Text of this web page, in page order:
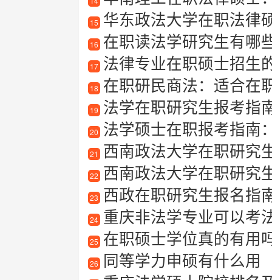
15 华东政法大学在职法律硕士值
16 在职读法学研究生有哪
17 法律专业在职硕士招生
18 在职研民商法：适合在
19 法学在职研究生报考指
20 法学硕士在职报考指南：报
21 西南政法大学在职研究
22 西南政法大学在职研究
23 西政在职研究生报名指南
24 重庆非法学专业可以考
25 在职硕士学位真的有用
26
同等学力申硕有什么用